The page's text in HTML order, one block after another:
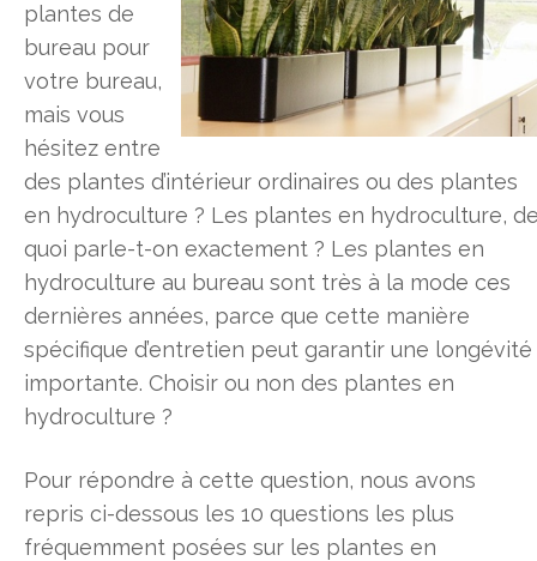
plantes de
bureau pour
votre bureau,
mais vous
hésitez entre
des plantes d’intérieur ordinaires ou des plantes
en hydroculture ? Les plantes en hydroculture,
quoi parle-t-on exactement ? Les plantes en
hydroculture au bureau sont très à la mode ces
dernières années, parce que cette manière
spécifique d’entretien peut garantir une longévité
importante. Choisir ou non des plantes en
hydroculture ?
Pour répondre à cette question, nous avons
repris ci-dessous les 10 questions les plus
fréquemment posées sur les plantes en